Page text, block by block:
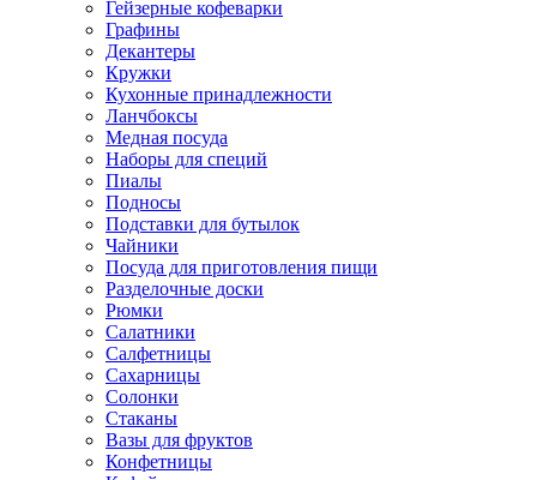
Гейзерные кофеварки
Графины
Декантеры
Кружки
Кухонные принадлежности
Ланчбоксы
Медная посуда
Наборы для специй
Пиалы
Подносы
Подставки для бутылок
Чайники
Посуда для приготовления пищи
Разделочные доски
Рюмки
Салатники
Салфетницы
Сахарницы
Солонки
Стаканы
Вазы для фруктов
Конфетницы